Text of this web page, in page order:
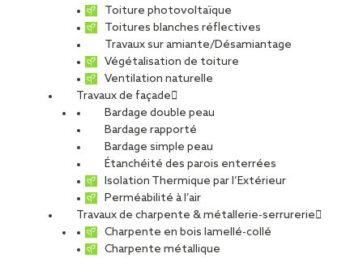
Toiture photovoltaïque
Toitures blanches réflectives
Travaux sur amiante/Désamiantage
Végétalisation de toiture
Ventilation naturelle
Travaux de façade
Bardage double peau
Bardage rapporté
Bardage simple peau
Étanchéité des parois enterrées
Isolation Thermique par l’Extérieur
Perméabilité à l’air
Travaux de charpente & métallerie-serrurerie
Charpente en bois lamellé-collé
Charpente métallique